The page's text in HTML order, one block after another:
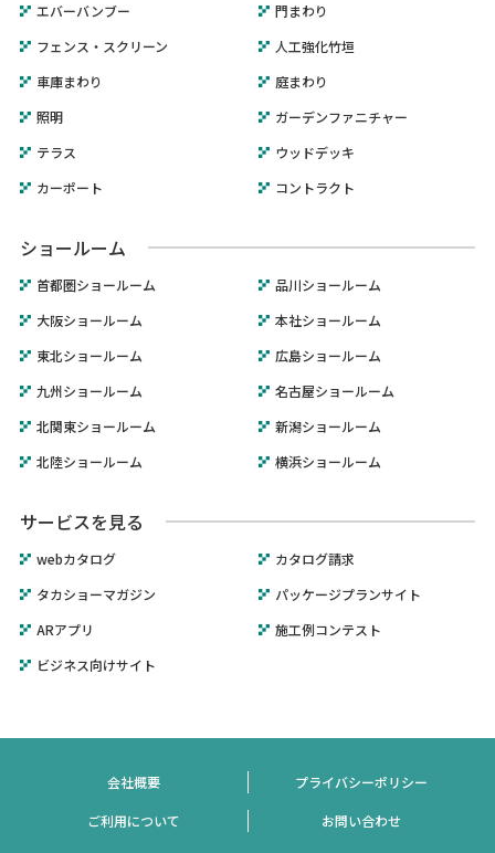
エバーバンブー
門まわり
フェンス・スクリーン
人工強化竹垣
車庫まわり
庭まわり
照明
ガーデンファニチャー
テラス
ウッドデッキ
カーポート
コントラクト
ショールーム
首都圏ショールーム
品川ショールーム
大阪ショールーム
本社ショールーム
東北ショールーム
広島ショールーム
九州ショールーム
名古屋ショールーム
北関東ショールーム
新潟ショールーム
北陸ショールーム
横浜ショールーム
サービスを見る
webカタログ
カタログ請求
タカショーマガジン
パッケージプランサイト
ARアプリ
施工例コンテスト
ビジネス向けサイト
会社概要 プライバシーポリシー
ご利用について お問い合わせ